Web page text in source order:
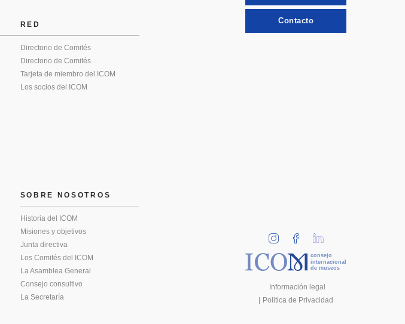
RED
Directorio de Comités
Directorio de Comités
Tarjeta de miembro del ICOM
Los socios del ICOM
SOBRE NOSOTROS
Historia del ICOM
Misiones y objetivos
Junta directiva
Los Comités del ICOM
La Asamblea General
Consejo consultivo
La Secretaría
Contacto
consejo
internacional
de museos
Información legal
Politica de Privacidad